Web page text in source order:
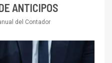
ANTICIPOS
del Contador